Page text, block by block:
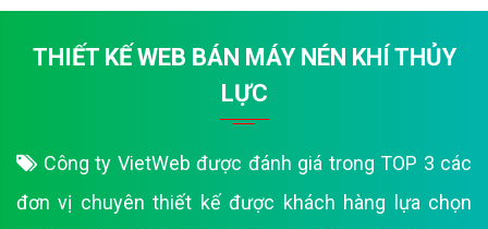
THIẾT KẾ WEB BÁN MÁY NÉN KHÍ THỦY
LỰC
Công ty VietWeb được đánh giá trong TOP 3 các
đơn vị chuyên thiết kế được khách hàng lựa chọn